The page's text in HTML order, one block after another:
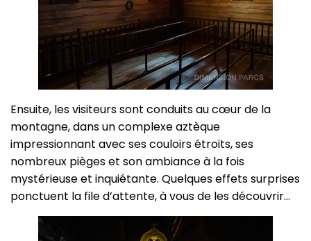
Ensuite, les visiteurs sont conduits au cœur de la
montagne, dans un complexe aztèque
impressionnant avec ses couloirs étroits, ses
nombreux pièges et son ambiance à la fois
mystérieuse et inquiétante. Quelques effets surprises
ponctuent la file d’attente, à vous de les découvrir…